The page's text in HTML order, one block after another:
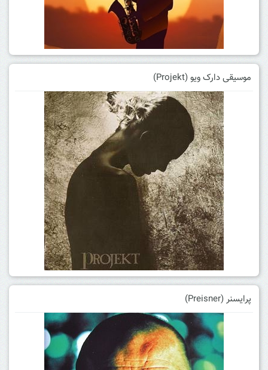
موسیقی دارک ویو (Projekt)
پرایسنر (Preisner)